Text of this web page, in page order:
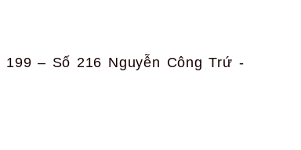
– Số 216 Nguyễn Công Trứ -